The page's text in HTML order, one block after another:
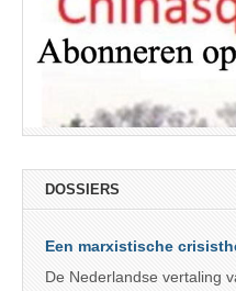
DOSSIERS
Een marxistische
De Nederlandse vertaling